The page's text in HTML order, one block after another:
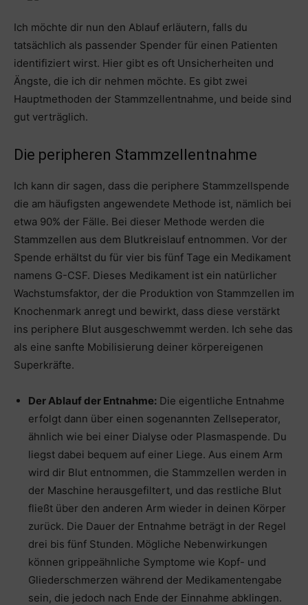
Ich möchte dir nun den Ablauf erläutern, falls du
tatsächlich als passender Spender für einen Patienten
identifiziert wirst. Hier gibt es oft Unsicherheiten und
Ängste, die ich dir nehmen möchte. Es gibt zwei
Hauptmethoden der Stammzellentnahme, und beide sind
gut verträglich.
Die peripheren Stammzellentnahme
Ich kann dir sagen, dass die periphere Stammzellspende
die am häufigsten angewendete Methode ist, nämlich bei
etwa 90% der Fälle. Bei dieser Methode werden die
Stammzellen aus dem Blutkreislauf entnommen. Vor der
Spende erhältst du für vier bis fünf Tage ein Medikament
namens G-CSF. Dieses Medikament ist ein natürlicher
Wachstumsfaktor, der die Produktion von Stammzellen im
Knochenmark anregt und bewirkt, dass diese verstärkt
ins periphere Blut ausgeschwemmt werden. Ich sehe das
als eine sanfte Mobilisierung deiner körpereigenen
Superkräfte.
Der Ablauf der Entnahme: Die eigentliche Entnahme
erfolgt dann über einen sogenannten Zellseperator,
ähnlich wie bei einer Dialyse oder Plasmaspende. Du
liegst dabei bequem auf einer Liege. Aus einem Arm
wird dir Blut entnommen, die Stammzellen werden in
der Maschine herausgefiltert, und das restliche Blut
fließt über den anderen Arm wieder in deinen Körper
zurück. Die Dauer der Entnahme beträgt in der Regel
drei bis fünf Stunden. Mögliche Nebenwirkungen
können grippeähnliche Symptome wie Kopf- und
Gliederschmerzen während der Medikamentengabe
sein, die jedoch nach Ende der Einnahme abklingen.